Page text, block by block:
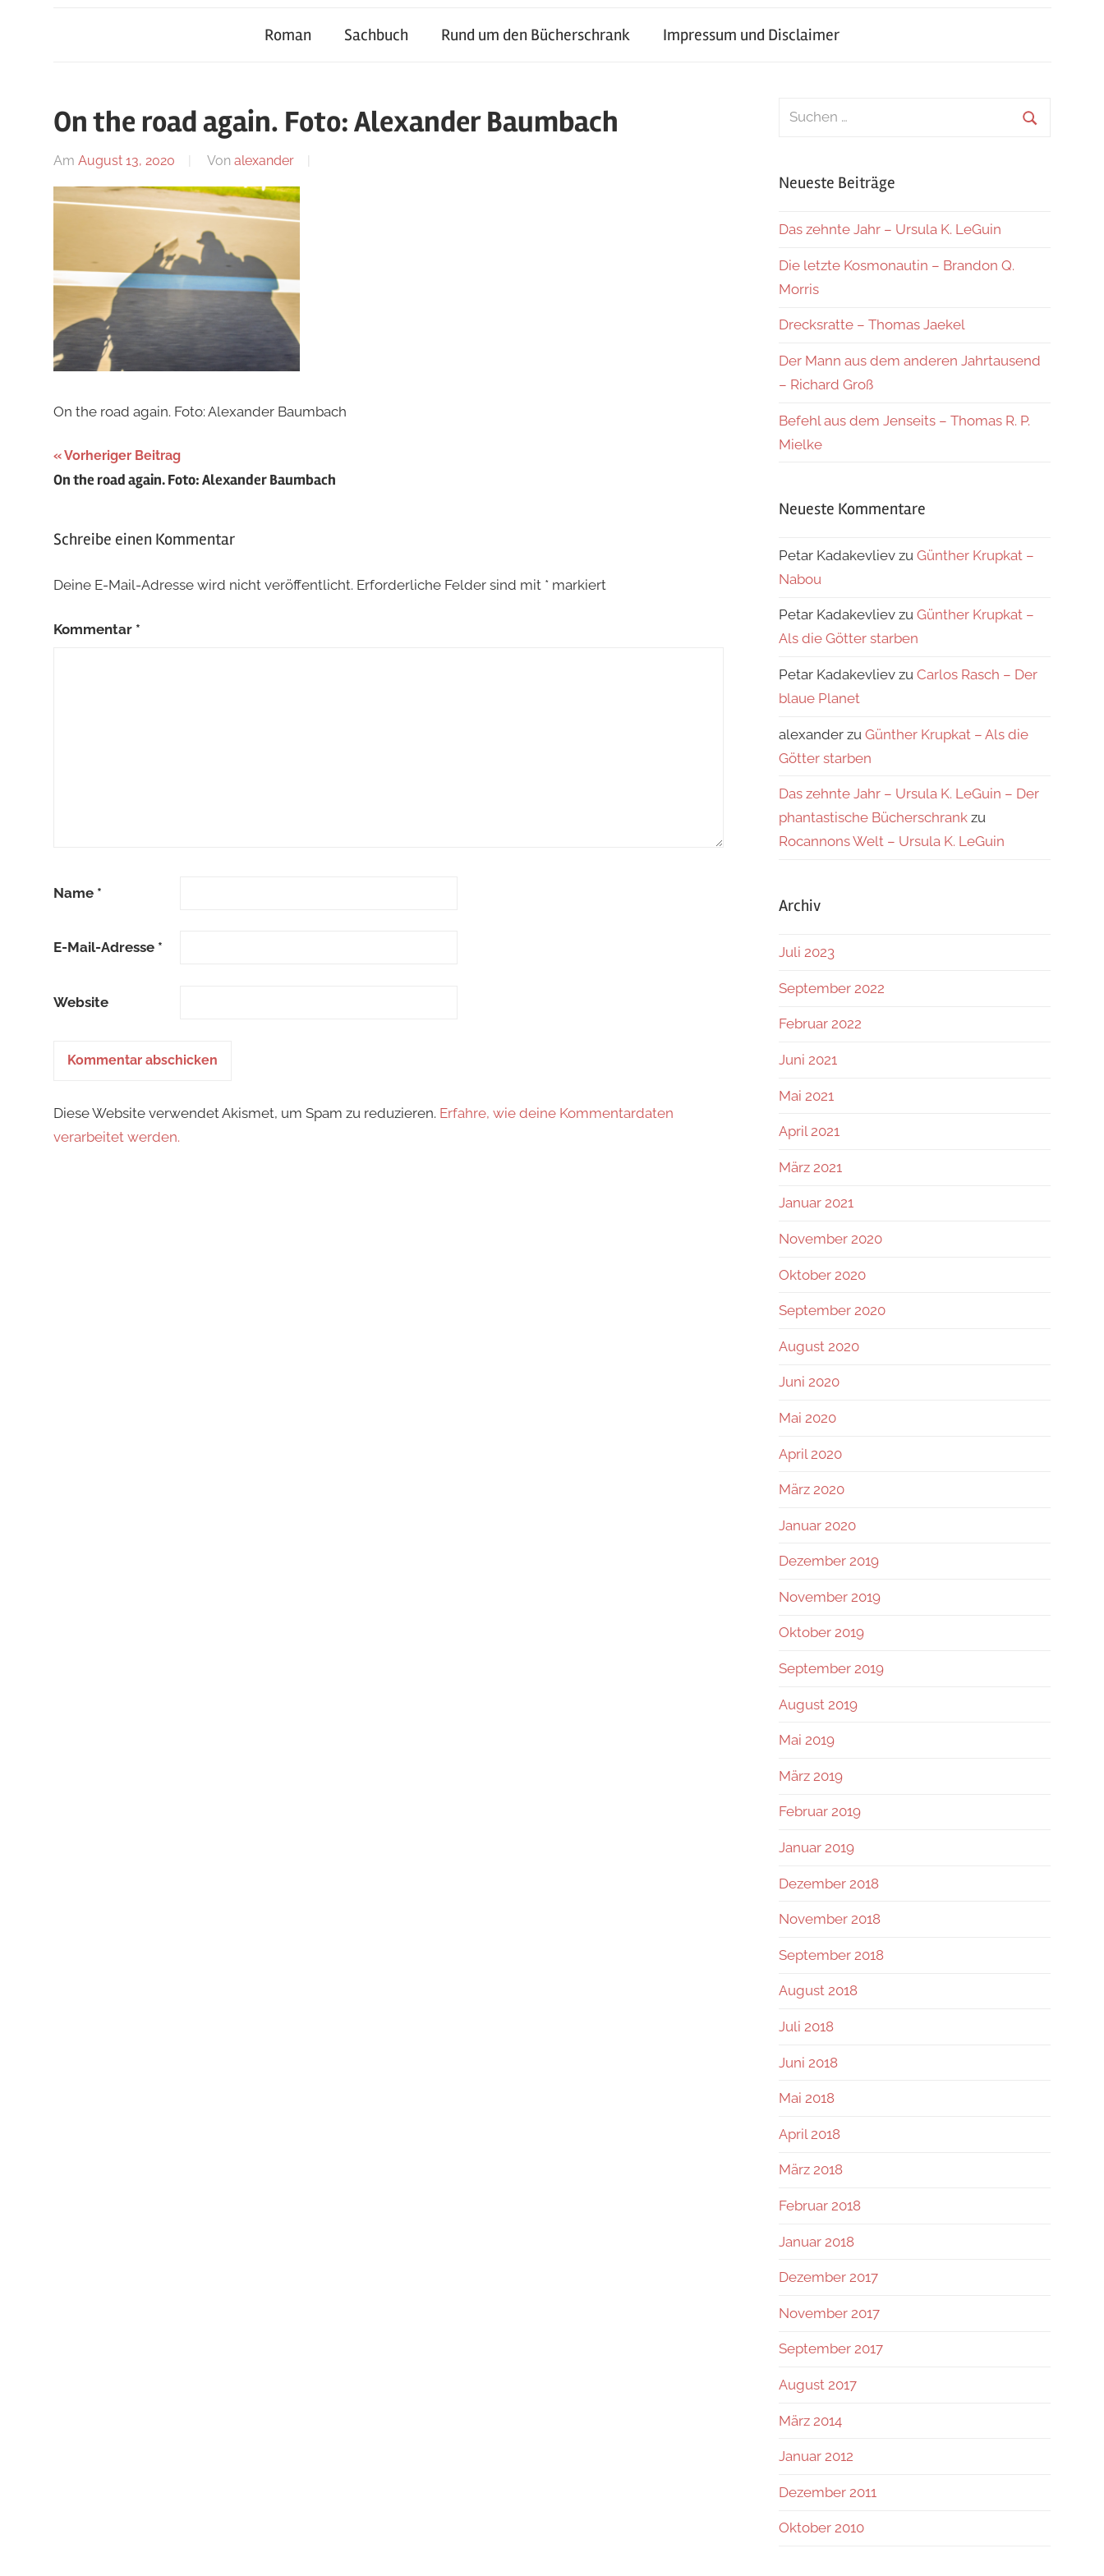
Roman Sachbuch Rund um den Bücherschrank Impressum und Disclaimer
On the road again. Foto: Alexander Baumbach
Am August 13, 2020 Von alexander
On the road again. Foto: Alexander Baumbach
Beitragsnavigation
Vorheriger Beitrag
On the road again. Foto: Alexander Baumbach
Schreibe einen Kommentar
Deine E-Mail-Adresse wird nicht veröffentlicht. Erforderliche Felder sind mit *markiert
Kommentar *
Name *
E-Mail-Adresse *
Website
Diese Website verwendet Akismet, um Spam zu reduzieren. Erfahre, wie deine Kommentardaten
verarbeitet werden.
Suchen
Neueste Beiträge
Das zehnte Jahr – Ursula K. LeGuin
Die letzte Kosmonautin – Brandon Q.
Morris
Drecksratte – Thomas Jaekel
Der Mann aus dem anderen Jahrtausend
– Richard Groß
Befehl aus dem Jenseits – Thomas R. P.
Mielke
Neueste Kommentare
Petar Kadakevliev zu Günther Krupkat –
Nabou
Petar Kadakevliev zu Günther Krupkat –
Als die Götter starben
Petar Kadakevliev zu Carlos Rasch – Der
blaue Planet
alexander zu Günther Krupkat – Als die
Götter starben
Das zehnte Jahr – Ursula K. LeGuin – Der
phantastische Bücherschrank zu
Rocannons Welt – Ursula K. LeGuin
Archiv
Juli 2023
September 2022
Februar 2022
Juni 2021
Mai 2021
April 2021
März 2021
Januar 2021
November 2020
Oktober 2020
September 2020
August 2020
Juni 2020
Mai 2020
April 2020
März 2020
Januar 2020
Dezember 2019
November 2019
Oktober 2019
September 2019
August 2019
Mai 2019
März 2019
Februar 2019
Januar 2019
Dezember 2018
November 2018
September 2018
August 2018
Juli 2018
Juni 2018
Mai 2018
April 2018
März 2018
Februar 2018
Januar 2018
Dezember 2017
November 2017
September 2017
August 2017
März 2014
Januar 2012
Dezember 2011
Oktober 2010